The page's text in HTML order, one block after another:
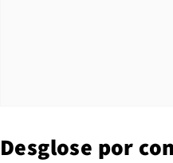
Desglose por